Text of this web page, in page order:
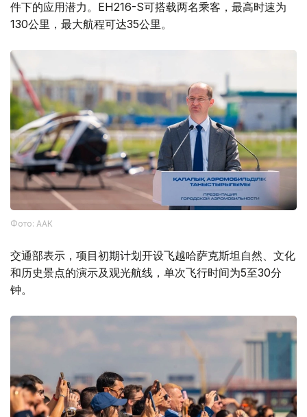
件下的应用潜力。EH216-S可搭载两名乘客，最高时速为
130公里，最大航程可达35公里。
Фото: ААК
交通部表示，项目初期计划开设飞越哈萨克斯坦自然、文化
和历史景点的演示及观光航线，单次飞行时间为5至30分
钟。